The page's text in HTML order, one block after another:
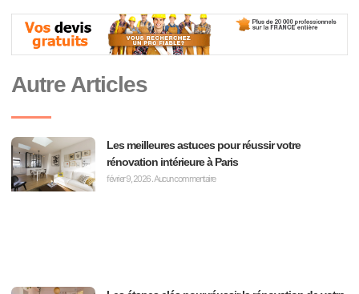
Autre Articles
Les meilleures astuces pour réussir votre
rénovation intérieure à Paris
février 9, 2026Aucun commentaire